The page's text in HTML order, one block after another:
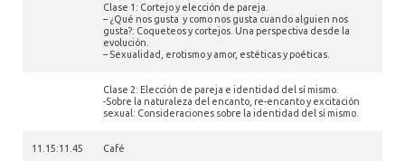
Clase 1: Cortejo y elección de pareja.
– ¿Qué nos gusta y como nos gusta cuando alguien nos
gusta?: Coqueteos y cortejos. Una perspectiva desde la
evolución.
– Sexualidad, erotismo y amor, estéticas y poéticas.
Clase 2: Elección de pareja e identidad del sí mismo.
-Sobre la naturaleza del encanto, re-encanto y excitación
sexual: Consideraciones sobre la identidad del sí mismo.
11.15:11.45 Café